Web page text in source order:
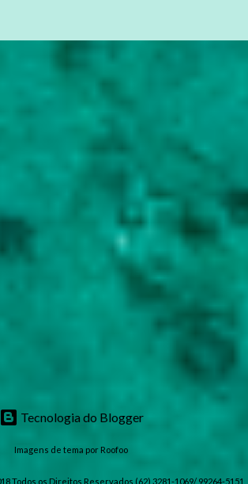
Tecnologia do Blogger
Imagens de tema por Roofoo
Todos os Direitos Reservados (62) 3281-1069/ 99264-5151